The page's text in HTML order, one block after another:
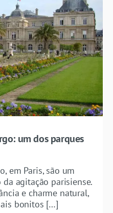
um dos parques
em Paris, são um
agitação parisiense.
e charme natural,
bonitos […]